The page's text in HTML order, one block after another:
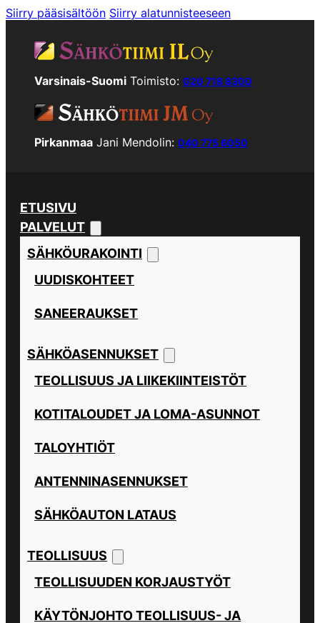
Siirry pääsisältöön Siirry alatunnisteeseen
Varsinais-Suomi Toimisto: 020 718 8300
Pirkanmaa Jani Mendolin: 040 775 6050
ETUSIVU
PALVELUT
SÄHKÖURAKOINTI
UUDISKOHTEET
SANEERAUKSET
SÄHKÖASENNUKSET
TEOLLISUUS JA LIIKEKIINTEISTÖT
KOTITALOUDET JA LOMA-ASUNNOT
TALOYHTIÖT
ANTENNINASENNUKSET
SÄHKÖAUTON LATAUS
TEOLLISUUS
TEOLLISUUDEN KORJAUSTYÖT
KÄYTÖNJOHTO TEOLLISUUS- JA